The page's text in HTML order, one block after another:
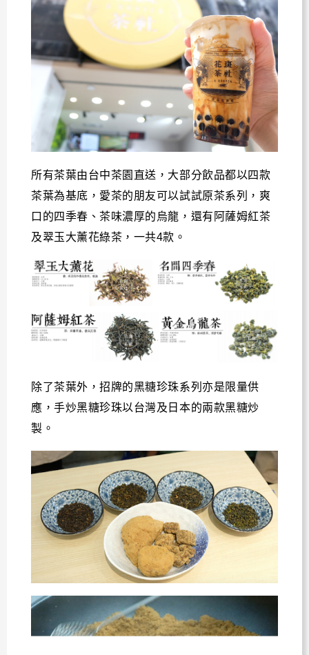
所有茶葉由台中茶園直送，大部分飲品都以四款
茶葉為基底，愛茶的朋友可以試試原茶系列，爽
口的四季春、茶味濃厚的烏龍，還有阿薩姆紅茶
及翠玉大薰花綠茶，一共4款。
除了茶葉外，招牌的黑糖珍珠系列亦是限量供
應，手炒黑糖珍珠以台灣及日本的兩款黑糖炒
製。